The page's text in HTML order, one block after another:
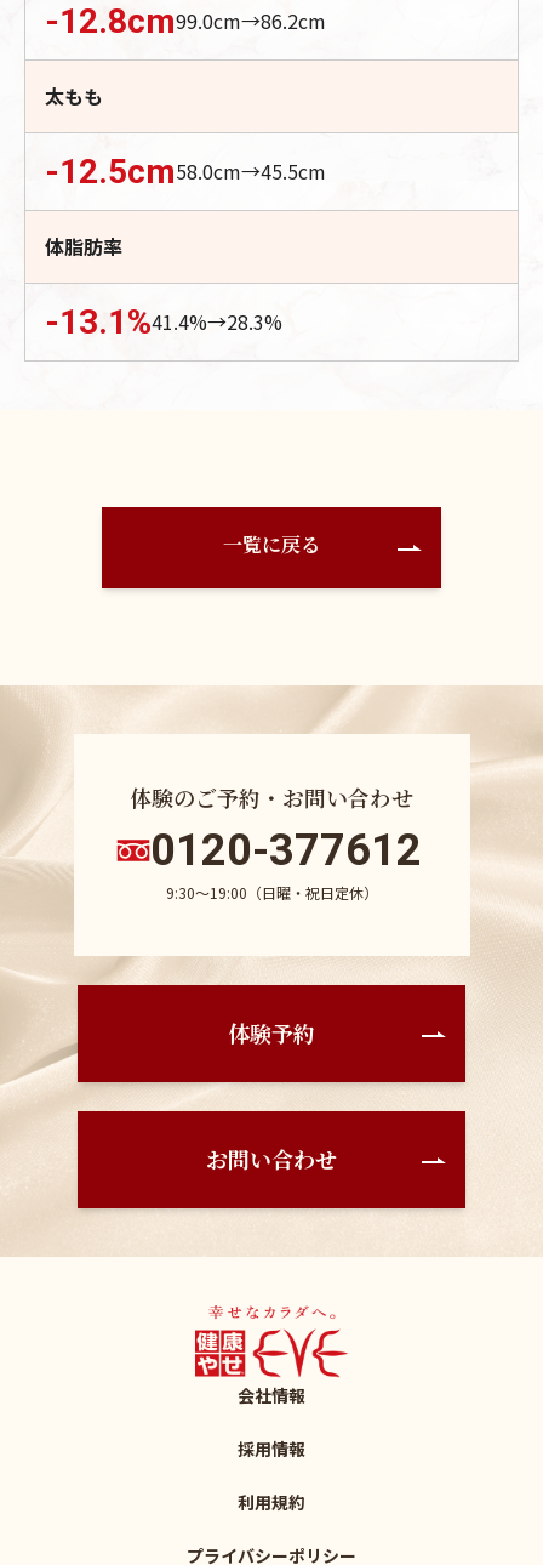
-12.8cm99.0cm→86.2cm
太もも
-12.5cm58.0cm→45.5cm
体脂肪率
-13.1%41.4%→28.3%
一覧に戻る
体験のご予約・お問い合わせ
0120-377612
9:30〜19:00（日曜・祝日定休）
体験予約
お問い合わせ
会社情報
採用情報
利用規約
プライバシーポリシー